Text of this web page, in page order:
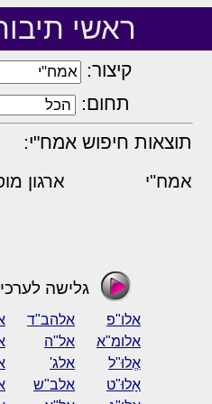
ראשי
קיצור:
תחום:
תוצאות חיפוש אמח"י:
אמח"י ארגון
גלישה
אלו"פ אלהב"ד
אלומ"א
אל"ה
אֱלוּ"ל
אלג'
אָלוּ"ט
אלב"ש